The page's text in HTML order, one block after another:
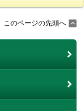
このページの先頭へ